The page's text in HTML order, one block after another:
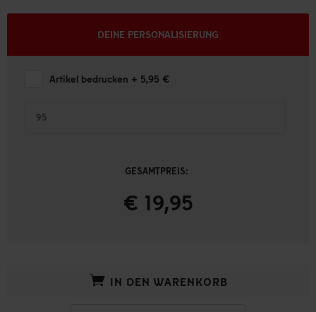
DEINE PERSONALISIERUNG
Artikel bedrucken + 5,95 €
GESAMTPREIS:
€ 19,95
IN DEN WARENKORB